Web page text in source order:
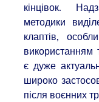
кінцівок.
методики
клаптів,
використанням
є дуже
широко
після воєнних